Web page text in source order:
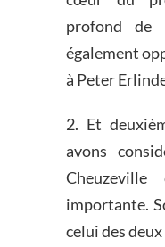
profond de
également
à Peter
2. Et
avons
importante.
celui des